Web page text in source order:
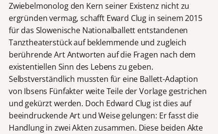
Zwiebelmonolog den Kern seiner Existenz nicht zu
ergründen vermag, schafft Eward Clug in seinem 2015
für das Slowenische Nationalballett entstandenen
Tanztheaterstück auf beklemmende und zugleich
berührende Art Antworten auf die Fragen nach dem
existentiellen Sinn des Lebens zu geben.
Selbstverständlich mussten für eine Ballett-Adaption
von Ibsens Fünfakter weite Teile der Vorlage gestrichen
und gekürzt werden. Doch Edward Clug ist dies auf
beeindruckende Art und Weise gelungen: Er fasst die
Handlung in zwei Akten zusammen. Diese beiden Akte